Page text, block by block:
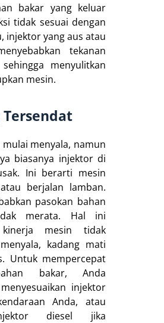
bakar yang keluar
tidak sesuai dengan
injektor yang aus atau
tekanan
menyulitkan
mesin.
menyala, namun
biasanya injektor di
Ini berarti mesin
berjalan lamban.
pasokan bahan
merata. Hal ini
kinerja mesin tidak
kadang mati
Untuk mempercepat
bakar, Anda
injektor
Anda, atau
diesel jika